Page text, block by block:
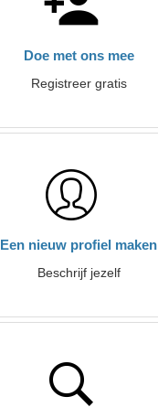
Doe met ons mee
Registreer gratis
Een nieuw profiel maken
Beschrijf jezelf